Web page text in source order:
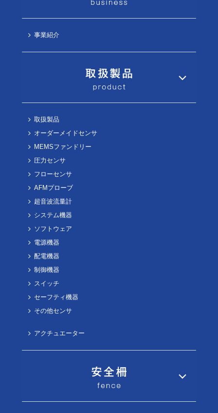
事業紹介
取扱製品
オーダーメイドセンサ
MEMSファンドリー
圧力センサ
フローセンサ
AFMプローブ
超音波流量計
システム機器
ソフトウェア
電源機器
配電機器
制御機器
スイッチ
セーフティ機器
その他センサ
アクチュエーター